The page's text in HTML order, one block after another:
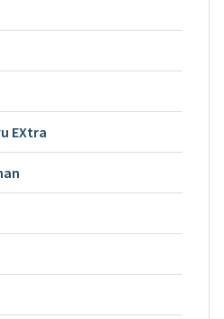
EXtra